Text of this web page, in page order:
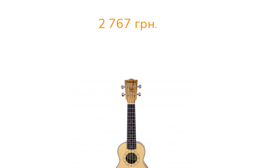
2 767 грн.